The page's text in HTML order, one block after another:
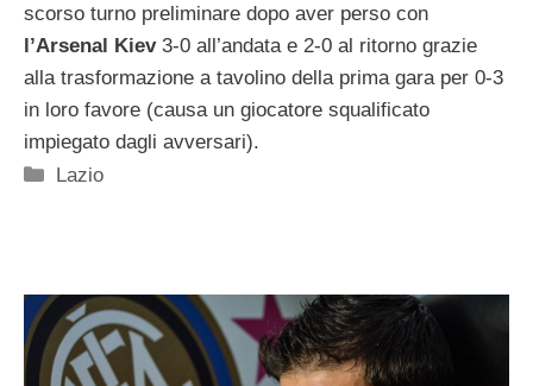
scorso turno preliminare dopo aver perso con
l’Arsenal Kiev3-0 all’andata e 2-0 al ritorno grazie
alla trasformazione a tavolino della prima gara per 0-3
in loro favore (causa un giocatore squalificato
impiegato dagli avversari).
Categorie
Lazio